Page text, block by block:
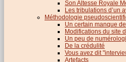
Son Altesse Royale
Les tribulations d’un
Méthodologie
Un certain manque
Modifications du site
Un peu de
De la crédulité
Vous avez dit
Artefacts